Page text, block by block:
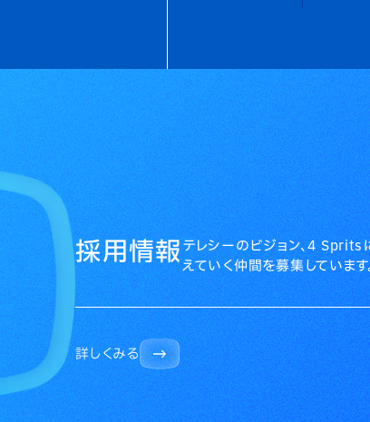
採用情報 テレシーのビジョン、4 Sprits
えていく仲間を募集しています
詳しくみる